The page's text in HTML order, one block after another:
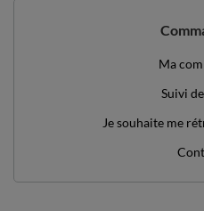
Ma
Suivi
Je souhaite me